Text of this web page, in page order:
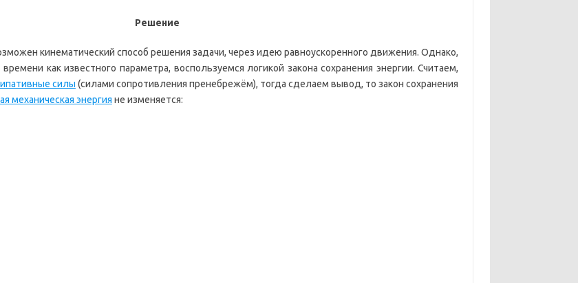
Решение
кинематический способ решения задачи, через идею равноускоренного движения. Однако,
как известного параметра, воспользуемся логикой закона сохранения энергии. Считаем,
силы (силами сопротивления пренебрежём), тогда сделаем вывод, то закон сохранения
механическая энергия не изменяется: